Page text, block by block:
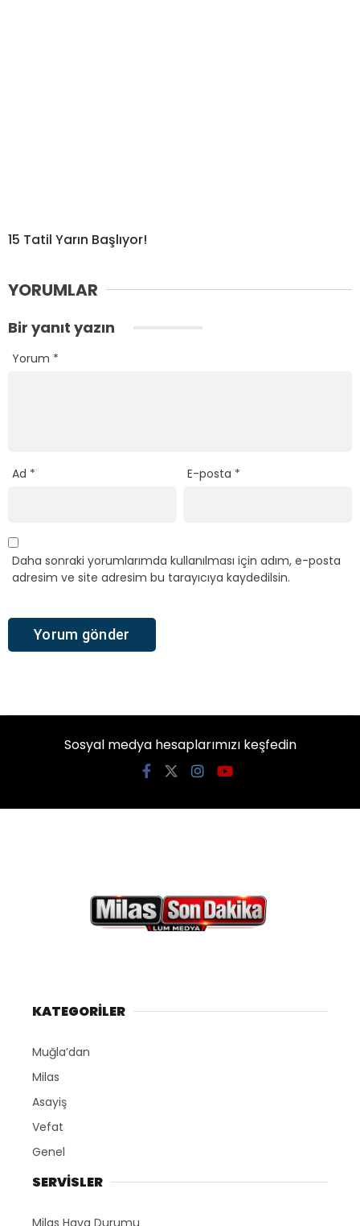
15 Tatil Yarın Başlıyor!
YORUMLAR
Bir yanıt yazın
Yorum *
Ad * E-posta *
Daha sonraki yorumlarımda kullanılması için adım, e-posta
adresim ve site adresim bu tarayıcıya kaydedilsin.
Sosyal medya hesaplarımızı keşfedin
KATEGORİLER
Muğla’dan
Milas
Asayiş
Vefat
Genel
SERVİSLER
Milas Hava Durumu